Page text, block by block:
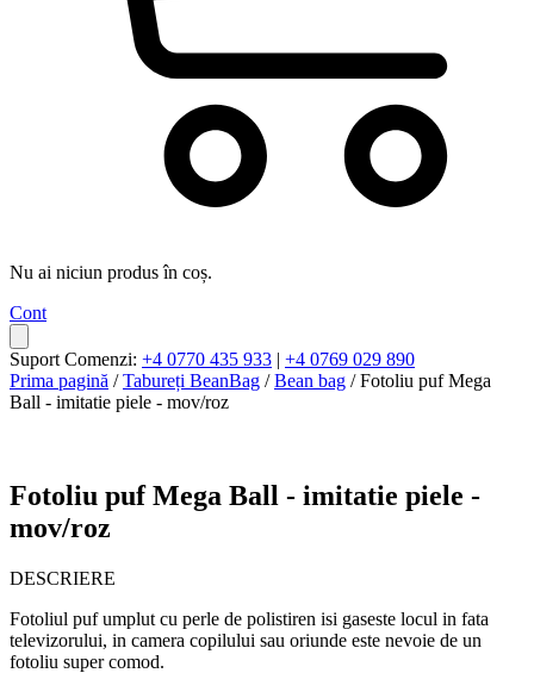
Nu ai niciun produs în coș.
Cont
Suport Comenzi: +4 0770 435 933 | +4 0769 029 890
Prima pagină /Tabureți BeanBag /Bean bag / Fotoliu puf Mega
Ball - imitatie piele - mov/roz
Fotoliu puf Mega Ball - imitatie piele -
mov/roz
DESCRIERE
Fotoliul puf umplut cu perle de polistiren isi gaseste locul in fata
televizorului, in camera copilului sau oriunde este nevoie de un
fotoliu super comod.